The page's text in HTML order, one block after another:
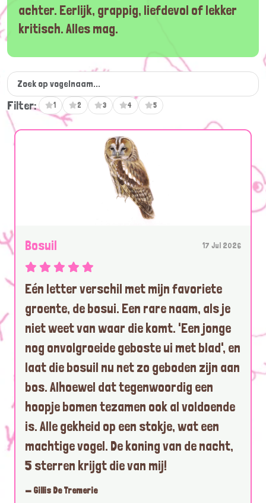
achter. Eerlijk, grappig, liefdevol of lekker
kritisch. Alles mag.
Filter: 1 2 3 4 5
Bosuil 17 Jul 2026
Eén letter verschil met mijn favoriete
groente, de bosui. Een rare naam, als je
niet weet van waar die komt. 'Een jonge
nog onvolgroeide geboste ui met blad', en
laat die bosuil nu net zo geboden zijn aan
bos. Alhoewel dat tegenwoordig een
hoopje bomen tezamen ook al voldoende
is. Alle gekheid op een stokje, wat een
machtige vogel. De koning van de nacht,
5 sterren krijgt die van mij!
— Gillis De Tremerie